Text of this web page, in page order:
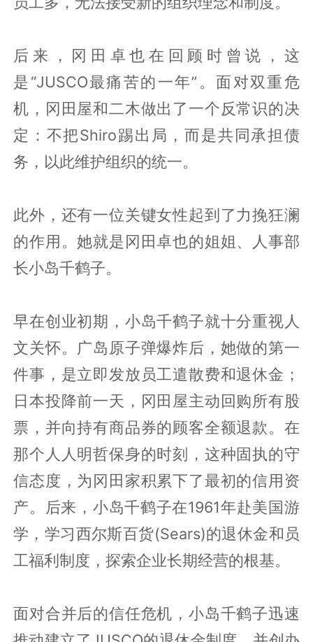
后来，冈田卓也在回顾时曾说，这
是“JUSCO最痛苦的一年”。面对双重危
机，冈田屋和二木做出了一个反常识的决
定：不把Shiro踢出局，而是共同承担债
务，以此维护组织的统一。
此外，还有一位关键女性起到了力挽狂澜
的作用。她就是冈田卓也的姐姐、人事部
长小岛千鹤子。
早在创业初期，小岛千鹤子就十分重视人
文关怀。广岛原子弹爆炸后，她做的第一
件事，是立即发放员工遣散费和退休金；
日本投降前一天，冈田屋主动回购所有股
票，并向持有商品券的顾客全额退款。在
那个人人明哲保身的时刻，这种固执的守
信态度，为冈田家积累下了最初的信用资
产。后来，小岛千鹤子在1961年赴美国游
学，学习西尔斯百货(Sears)的退休金和员
工福利制度，探索企业长期经营的根基。
面对合并后的信任危机，小岛千鹤子迅速